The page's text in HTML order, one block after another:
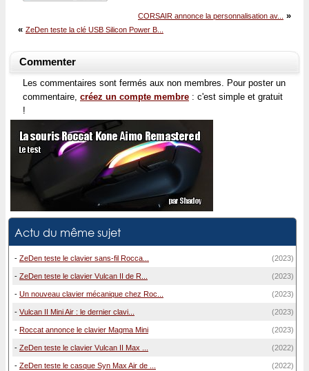
CORSAIR annonce la personnalisation av...
»
« ZeDen teste la clé USB Silicon Power B...
Commenter
Les commentaires sont fermés aux non membres. Pour poster un
commentaire, créez un compte membre : c'est simple et gratuit
!
Actu du même sujet
- ZeDen teste le clavier sans-fil Rocca... (2023)
- ZeDen teste le clavier Vulcan II de R... (2023)
- Un nouveau clavier mécanique chez Roc... (2023)
- Vulcan II Mini Air : le dernier clavi... (2023)
- Roccat annonce le clavier Magma Mini (2023)
- ZeDen teste le clavier Vulcan II Max ... (2022)
- ZeDen teste le casque Syn Max Air de ... (2022)